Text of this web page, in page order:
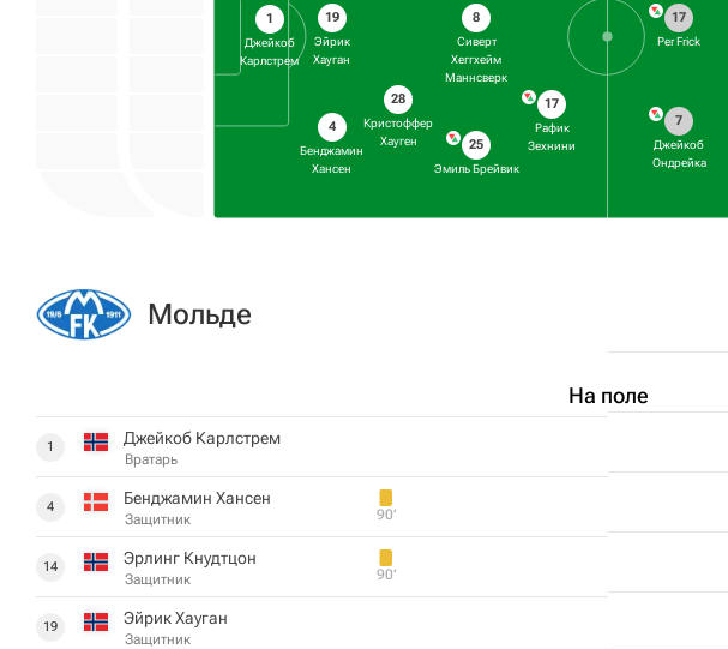
1
Джейкоб
Карлстрем
19
Эйрик
Хауган
4
Бенджамин
Хансен
28
Кристоффер
Хауген
8
Сиверт
Хеггхейм
Маннсверк
25
Эмиль Брейвик
17
Рафик
Зехнини
17
Per Frick
7
Джейкоб
Ондрейка
Мольде
На поле
1 Джейкоб Карлстрем
Вратарь
4 Бенджамин Хансен
Защитник 90‎’‎
14 Эрлинг Кнудтцон
Защитник 90‎’‎
19 Эйрик Хауган
Защитник